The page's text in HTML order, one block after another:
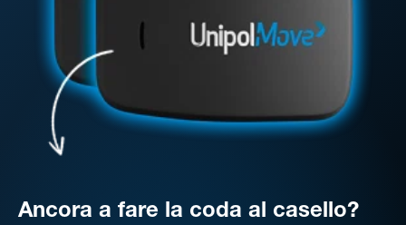
Ancora a fare la coda al casello?